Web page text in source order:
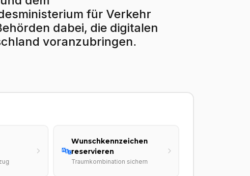
für Verkehr
dabei, die digitalen
voranzubringen.
🔤
Wunschkennzeichen
reservieren
Traumkombination sichern